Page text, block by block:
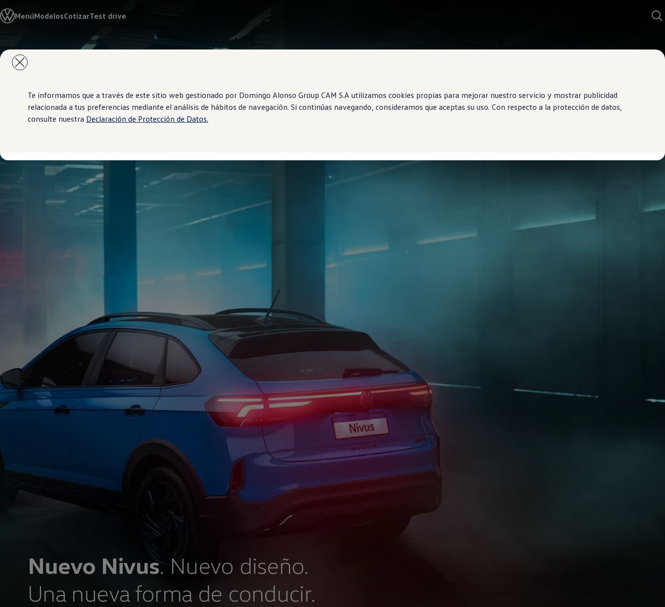
Te informamos que a través de este sitio web gestionado por Domingo Alonso Group CAM S.A utilizamos cookies propias para mejorar nuestro servicio y mostrar publicidad
relacionada a tus preferencias mediante el análisis de hábitos de navegación. Si continúas navegando, consideramos que aceptas su uso. Con respecto a la protección de datos,
consulte nuestra Declaración de Protección de Datos.
contenido
a pie
MenúModelosCotizarTest drive
Modelos y Concesionarios
Concesionarios
Test Drive
Contáctanos
Marca y Experiencia
Latin NCAP
Tengo un Volkswagen
Manuales Volkswagen
Takata Airbag Recall Campaign
Nuevo Nivus. Nuevo diseño.
Una nueva forma de conducir.